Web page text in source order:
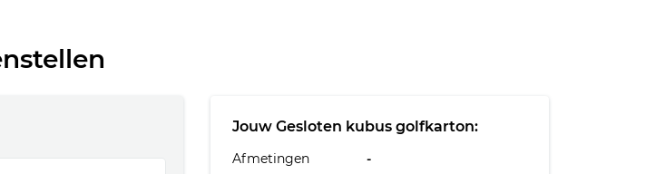
Jouw Gesloten kubus golfkarton:
Afmetingen
-